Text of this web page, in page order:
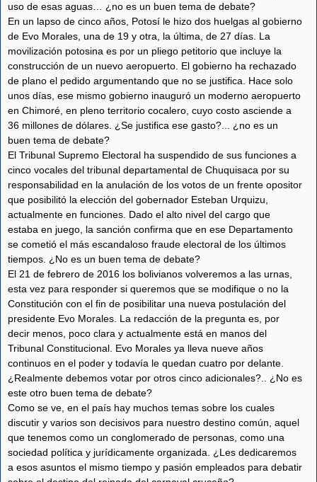
uso de esas aguas… ¿no es un buen tema de debate?
En un lapso de cinco años, Potosí le hizo dos huelgas al gobierno
de Evo Morales, una de 19 y otra, la última, de 27 días. La
movilización potosina es por un pliego petitorio que incluye la
construcción de un nuevo aeropuerto. El gobierno ha rechazado
de plano el pedido argumentando que no se justifica. Hace solo
unos días, ese mismo gobierno inauguró un moderno aeropuerto
en Chimoré, en pleno territorio cocalero, cuyo costo asciende a
36 millones de dólares. ¿Se justifica ese gasto?... ¿no es un
buen tema de debate?
El Tribunal Supremo Electoral ha suspendido de sus funciones a
cinco vocales del tribunal departamental de Chuquisaca por su
responsabilidad en la anulación de los votos de un frente opositor
que posibilitó la elección del gobernador Esteban Urquizu,
actualmente en funciones. Dado el alto nivel del cargo que
estaba en juego, la sanción confirma que en ese Departamento
se cometió el más escandaloso fraude electoral de los últimos
tiempos. ¿No es un buen tema de debate?
El 21 de febrero de 2016 los bolivianos volveremos a las urnas,
esta vez para responder si queremos que se modifique o no la
Constitución con el fin de posibilitar una nueva postulación del
presidente Evo Morales. La redacción de la pregunta es, por
decir menos, poco clara y actualmente está en manos del
Tribunal Constitucional. Evo Morales ya lleva nueve años
continuos en el poder y todavía le quedan cuatro por delante.
¿Realmente debemos votar por otros cinco adicionales?.. ¿No es
este otro buen tema de debate?
Como se ve, en el país hay muchos temas sobre los cuales
discutir y varios son decisivos para nuestro destino común, aquel
que tenemos como un conglomerado de personas, como una
sociedad política y jurídicamente organizada. ¿Les dedicaremos
a esos asuntos el mismo tiempo y pasión empleados para debatir